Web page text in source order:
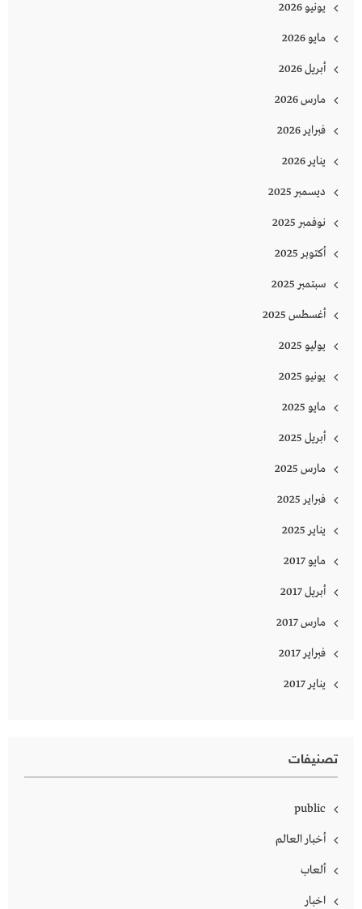
يونيو 2026
مايو 2026
أبريل 2026
مارس 2026
فبراير 2026
يناير 2026
ديسمبر 2025
نوفمبر 2025
أكتوبر 2025
سبتمبر 2025
أغسطس 2025
يوليو 2025
يونيو 2025
مايو 2025
أبريل 2025
مارس 2025
فبراير 2025
يناير 2025
مايو 2017
أبريل 2017
مارس 2017
فبراير 2017
يناير 2017
تصنيفات
public
أخبار العالم
ألعاب
اخبار